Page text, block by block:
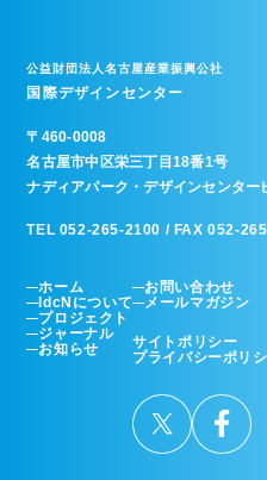
公益財団法人名古屋産業振興公社
国際デザインセンター
〒 460-0008
名古屋市中区栄三丁目18番1号
ナディアパーク・デザインセンター
TEL 052-265-2100 / FAX 052-
ホーム
IdcNについて
プロジェクト
ジャーナル
お知らせ
お問い合わせ
メールマガジン
サイトポリシー
プライバシーポリ